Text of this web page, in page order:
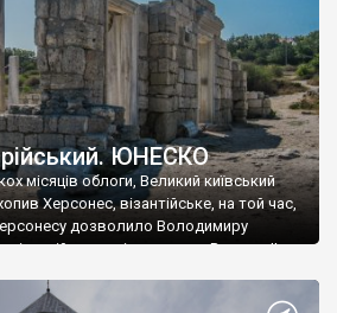
ЮНЕСКО
місяців облоги, Великий київський
Херсонес, візантійське, на той час,
дозволило Володимиру
імператору Василю ІІ, та
язичник, став Василем-християнином.